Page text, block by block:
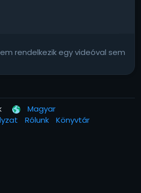
nem rendelkezik egy videóval sem
Magyar
Rólunk Könyvtár